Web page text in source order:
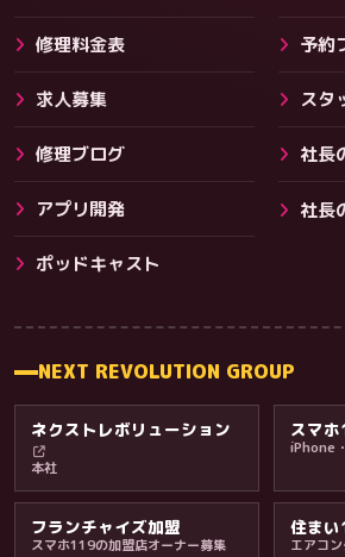
その他サービス
修理料金表 予約
求人募集 スタ
修理ブログ 社長
アプリ開発 社長
ポッドキャスト
NEXT REVOLUTION GROUP
ネクストレボリューション
本社
スマ
iPhone
フランチャイズ加盟
スマホ119の加盟店オーナー募集
住ま
エアコ